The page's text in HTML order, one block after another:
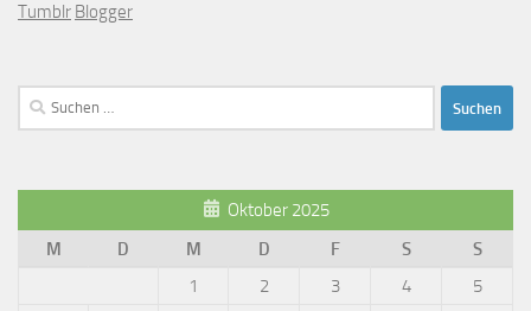
Tumblr Blogger
Suchen
nach:
Oktober 2025
M
D M D F S
S
1
2 3 4 5